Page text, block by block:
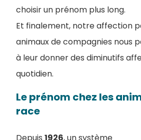
choisir un prénom plus long.
Et finalement, notre affection
animaux de compagnies nous
à leur donner des diminutifs
quotidien.
Le prénom chez les
race
Depuis 1926, un système